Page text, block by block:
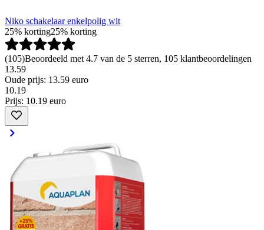
Niko schakelaar enkelpolig wit
25% korting25% korting
(105)Beoordeeld met 4.7 van de 5 sterren, 105 klantbeoordelingen
13.59
Oude prijs: 13.59 euro
10.19
Prijs: 10.19 euro